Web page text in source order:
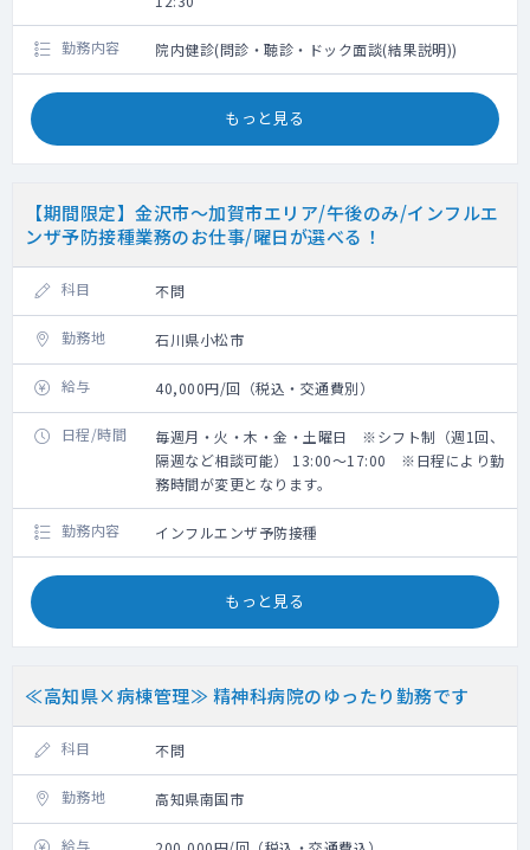
勤務内容 院内健診(問診・聴診・ドック面談(結果説明))
もっと見る
【期間限定】金沢市～加賀市エリア/午後のみ/インフルエ
ンザ予防接種業務のお仕事/曜日が選べる！
科目 不問
勤務地 石川県小松市
給与 40,000円/回（税込・交通費別）
日程/時間
毎週月・火・木・金・土曜日 ※シフト制（週1回、
隔週など相談可能） 13:00～17:00 ※日程により勤
務時間が変更となります。
勤務内容 インフルエンザ予防接種
もっと見る
≪高知県×病棟管理≫ 精神科病院のゆったり勤務です
科目 不問
勤務地 高知県南国市
給与